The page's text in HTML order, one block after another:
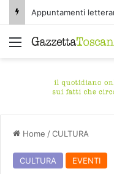
Appuntamenti
Menu
Home /CULTURA
CULTURA EVENTI